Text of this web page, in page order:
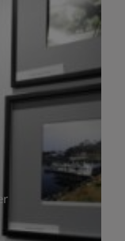
o
przez
spotkań
i zajęć
Każde
kultury
lokalnej.
łatwo